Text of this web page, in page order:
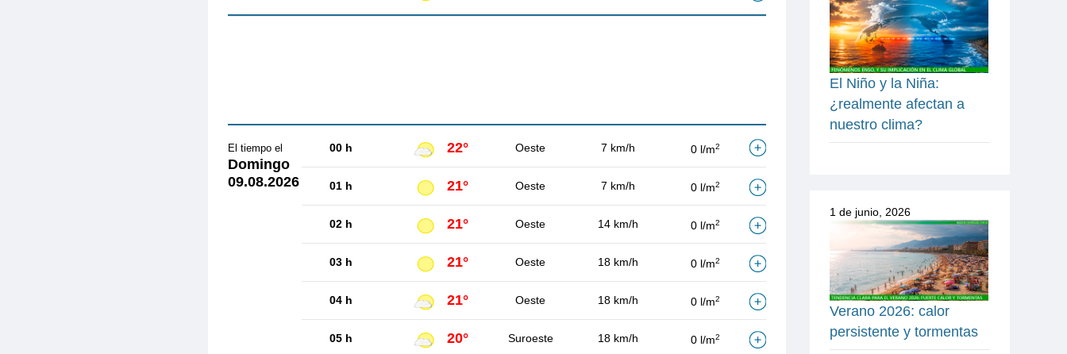
El tiempo el
Domingo
09.08.2026
00 h 22° Oeste 7 km/h 0 l/m2
01 h 21° Oeste 7 km/h 0 l/m2
02 h 21° Oeste 14 km/h 0 l/m2
03 h 21° Oeste 18 km/h 0 l/m2
04 h 21° Oeste 18 km/h 0 l/m2
05 h 20° Suroeste 18 km/h 0 l/m2
El Niño y la Niña:
¿realmente afectan a
nuestro clima?
1 de junio, 2026
Verano 2026: calor
persistente y tormentas